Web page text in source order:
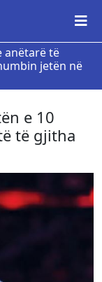
anëtarë të
jetën në
e 10
të gjitha